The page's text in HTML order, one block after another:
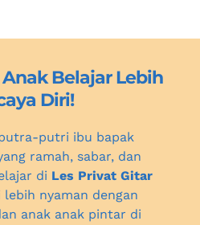
Belajar Lebih
Diri!
putri ibu bapak
ramah, sabar, dan
di Les Privat Gitar
lebih nyaman dengan
anak anak pintar di